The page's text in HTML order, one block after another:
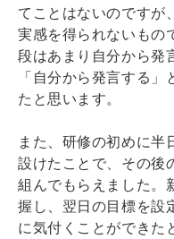
てことはないのですが
実感を得られないもの
段はあまり自分から発
「自分から発言する
たと思います。
また、研修の初めに半
設けたことで、その後
組んでもらえました。
握し、翌日の目標を設
に気付くことができた